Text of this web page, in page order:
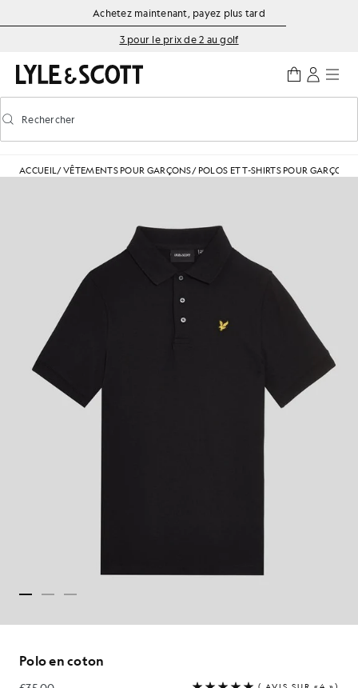
Aller directement au contenu principal
Informations sur l'accessibilité
Achetez maintenant, payez plus tard
3 pour le prix de 2 au golf
Activer/désactiver la recherche prédictive
Rechercher
ACCUEIL/VÊTEMENTS POUR GARÇONS/ POLOS ET T-SHIRTS POUR GARÇONS
Polo en coton